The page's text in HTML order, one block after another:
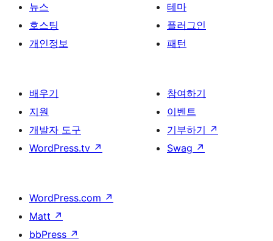
뉴스
호스팅
개인정보
테마
플러그인
패턴
배우기
지원
개발자 도구
WordPress.tv ↗
참여하기
이벤트
기부하기 ↗
Swag ↗
WordPress.com ↗
Matt ↗
bbPress ↗